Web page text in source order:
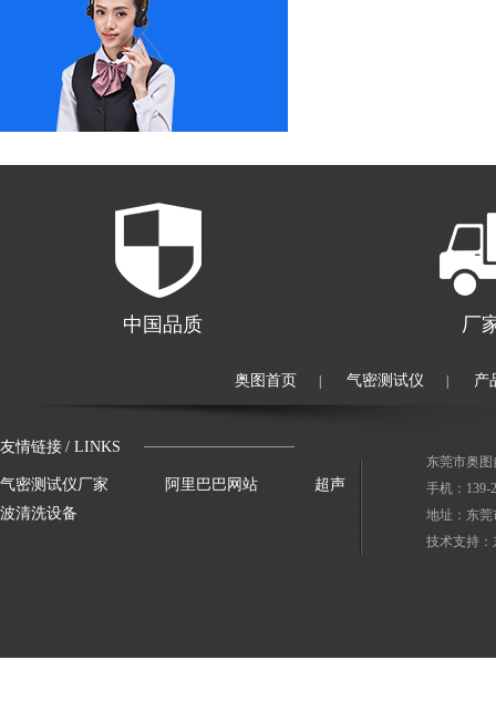
中国品质 厂
奥图首页 气密测试仪 产
友情链接 / LINKS
气密测试仪厂家 阿里巴巴网站
超声
波清洗设备
东莞市奥
手机：139-
地址：东莞
技术支持：